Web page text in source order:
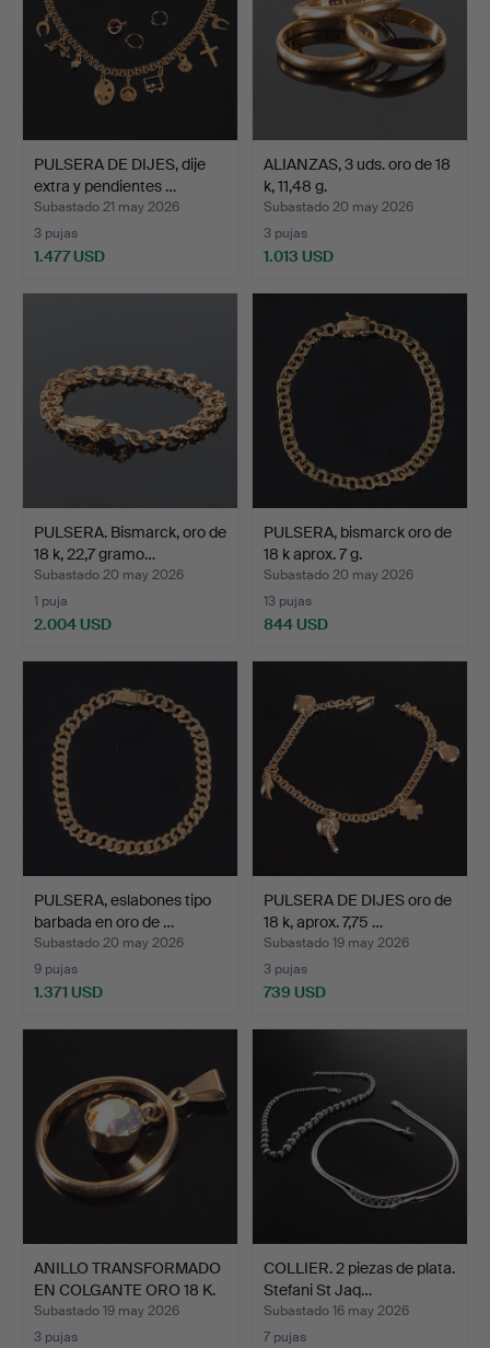
PULSERA DE DIJES, dije
extra y pendientes …
Subastado 21 may 2026
3 pujas
1.477 USD
ALIANZAS, 3 uds. oro de 18
k, 11,48 g.
Subastado 20 may 2026
3 pujas
1.013 USD
PULSERA. Bismarck, oro de
18 k, 22,7 gramo…
Subastado 20 may 2026
1 puja
2.004 USD
PULSERA, bismarck oro de
18 k aprox. 7 g.
Subastado 20 may 2026
13 pujas
844 USD
PULSERA, eslabones tipo
barbada en oro de …
Subastado 20 may 2026
9 pujas
1.371 USD
PULSERA DE DIJES oro de
18 k, aprox. 7,75 …
Subastado 19 may 2026
3 pujas
739 USD
ANILLO TRANSFORMADO
EN COLGANTE ORO 18 K.
Subastado 19 may 2026
3 pujas
COLLIER. 2 piezas de plata.
Stefani St Jaq…
Subastado 16 may 2026
7 pujas